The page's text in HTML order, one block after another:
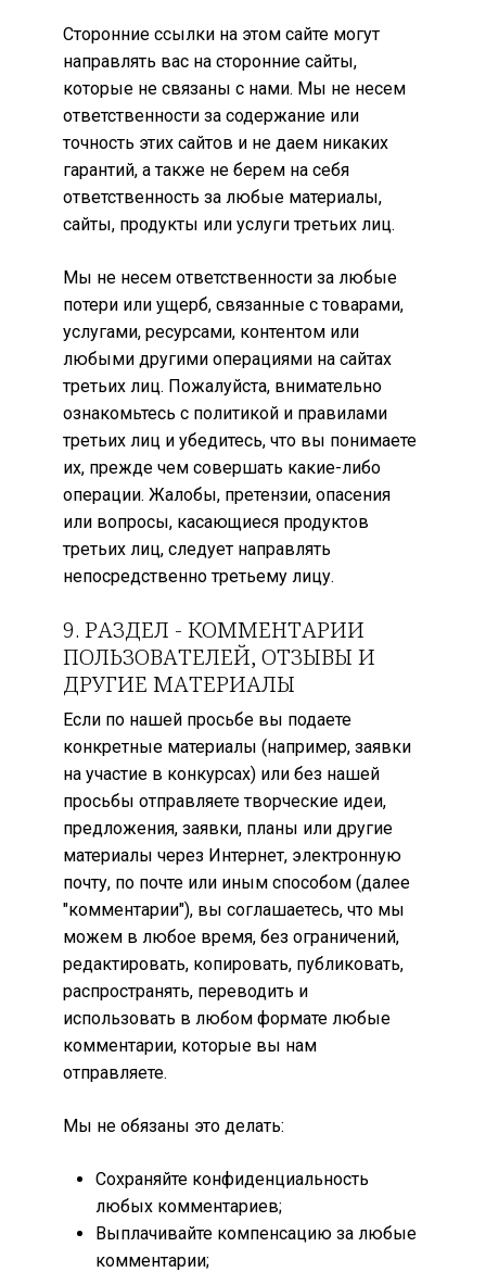
Сторонние ссылки на этом сайте могут
направлять вас на сторонние сайты,
которые не связаны с нами. Мы не несем
ответственности за содержание или
точность этих сайтов и не даем никаких
гарантий, а также не берем на себя
ответственность за любые материалы,
сайты, продукты или услуги третьих лиц.
Мы не несем ответственности за любые
потери или ущерб, связанные с товарами,
услугами, ресурсами, контентом или
любыми другими операциями на сайтах
третьих лиц. Пожалуйста, внимательно
ознакомьтесь с политикой и правилами
третьих лиц и убедитесь, что вы понимаете
их, прежде чем совершать какие-либо
операции. Жалобы, претензии, опасения
или вопросы, касающиеся продуктов
третьих лиц, следует направлять
непосредственно третьему лицу.
9. РАЗДЕЛ - КОММЕНТАРИИ
ПОЛЬЗОВАТЕЛЕЙ, ОТЗЫВЫ И
ДРУГИЕ МАТЕРИАЛЫ
Если по нашей просьбе вы подаете
конкретные материалы (например, заявки
на участие в конкурсах) или без нашей
просьбы отправляете творческие идеи,
предложения, заявки, планы или другие
материалы через Интернет, электронную
почту, по почте или иным способом (далее
"комментарии"), вы соглашаетесь, что мы
можем в любое время, без ограничений,
редактировать, копировать, публиковать,
распространять, переводить и
использовать в любом формате любые
комментарии, которые вы нам
отправляете.
Мы не обязаны это делать:
Сохраняйте конфиденциальность
любых комментариев;
Выплачивайте компенсацию за любые
комментарии;